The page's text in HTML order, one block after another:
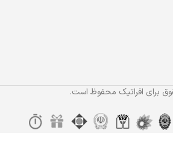
برای افراتیک محفوظ است.